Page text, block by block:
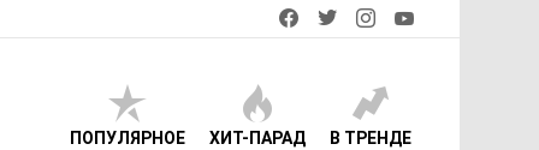
facebooktwitterinstagram
ПОПУЛЯРНОЕ ХИТ-ПАРАД В ТРЕНДЕ